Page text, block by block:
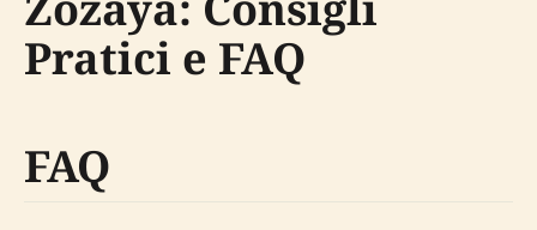
Pratici e FAQ
FAQ